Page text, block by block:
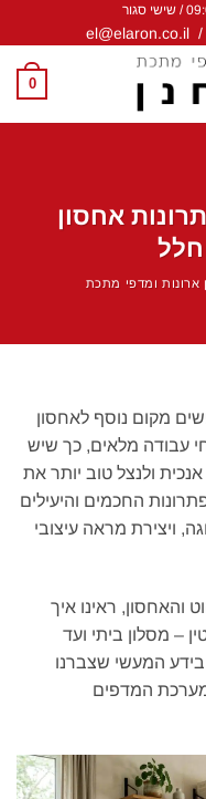
/
el@elaron.co.il
0
אחסון
חלל
ארונות ומדפי מתכת
מקום נוסף לאחסון
עבודה מלאים, כך שיש
ולנצל טוב יותר את
החכמים והיעילים
ויצירת מראה עיצובי
והאחסון, ראינו איך
– מסלון ביתי ועד
המעשי שצברנו
המדפים